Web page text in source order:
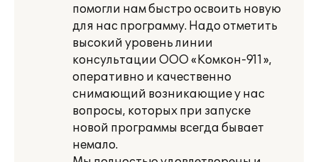
помогли нам быстро освоить новую
для нас программу. Надо отметить
высокий уровень линии
консультации ООО «Комкон-911»,
оперативно и качественно
снимающий возникающие у нас
вопросы, которых при запуске
новой программы всегда бывает
немало.